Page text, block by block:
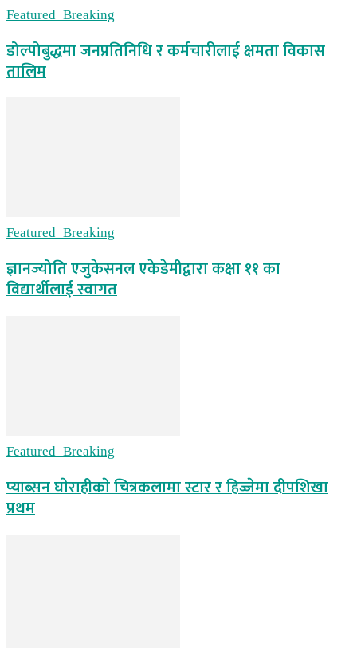
Featured_Breaking
डोल्पोबुद्धमा जनप्रतिनिधि र कर्मचारीलाई क्षमता विकास
तालिम
Featured_Breaking
ज्ञानज्योति एजुकेसनल एकेडेमीद्वारा कक्षा ११ का
विद्यार्थीलाई स्वागत
Featured_Breaking
प्याब्सन घाेराहीकाे चित्रकलामा स्टार र हिज्जेमा दीपशिखा
प्रथम